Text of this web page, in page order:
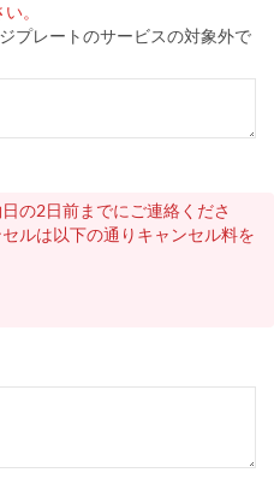
。
プレートのサービスの対象外で
の2日前までにご連絡くださ
ルは以下の通りキャンセル料を